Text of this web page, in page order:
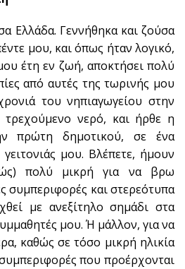
Ελλάδα. Γεννήθηκα και ζούσα
μου, και όπως ήταν λογικό,
έτη εν ζωή, αποκτήσει πολύ
από αυτές της τωρινής μου
του νηπιαγωγείου στην
νερό, και ήρθε η
πρώτη δημοτικού, σε ένα
μου. Βλέπετε, ήμουν
πολύ μικρή για να βρω
συμπεριφορές και στερεότυπα
με ανεξίτηλο σημάδι στα
μου. Ή μάλλον, για να
καθώς σε τόσο μικρή ηλικία
που προέρχονται